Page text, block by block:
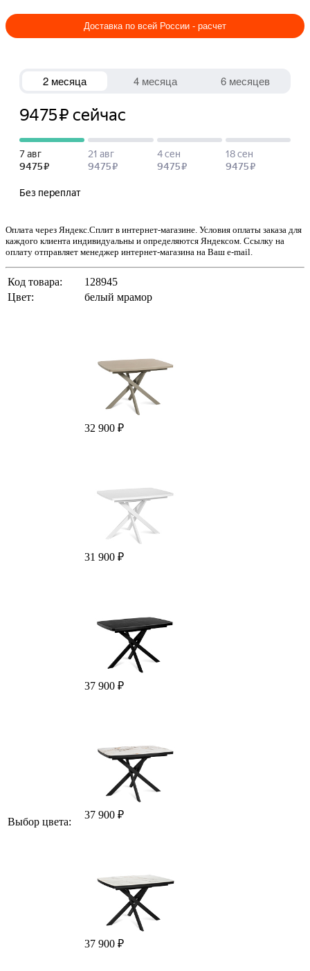
Доставка по всей России - расчет
Оплата через Яндекс.Сплит в интернет-магазине. Условия оплаты заказа для
каждого клиента индивидуальны и определяются Яндексом. Ссылку на
оплату отправляет менеджер интернет-магазина на Ваш e-mail.
Код товара:
128945
Цвет:
белый мрамор
Выбор цвета:
32 900 ₽
31 900 ₽
37 900 ₽
37 900 ₽
37 900 ₽